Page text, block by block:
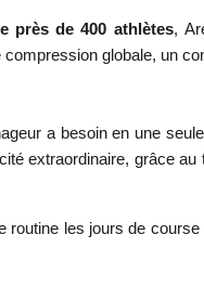
près de 400 athlètes,
globale, un
a besoin en une
extraordinaire, grâce
les jours de